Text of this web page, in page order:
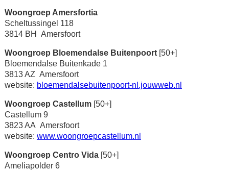
Woongroep Amersfortia
Scheltussingel 118
3814 BH Amersfoort
Woongroep Bloemendalse Buitenpoort[50+]
Bloemendalse Buitenkade 1
3813 AZ Amersfoort
website: bloemendalsebuitenpoort-nl.jouwweb.nl
Woongroep Castellum[50+]
Castellum 9
3823 AA Amersfoort
website: www.woongroepcastellum.nl
Woongroep Centro Vida[50+]
Ameliapolder 6